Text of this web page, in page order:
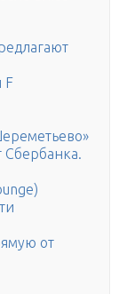
F
Сбербанка.
от